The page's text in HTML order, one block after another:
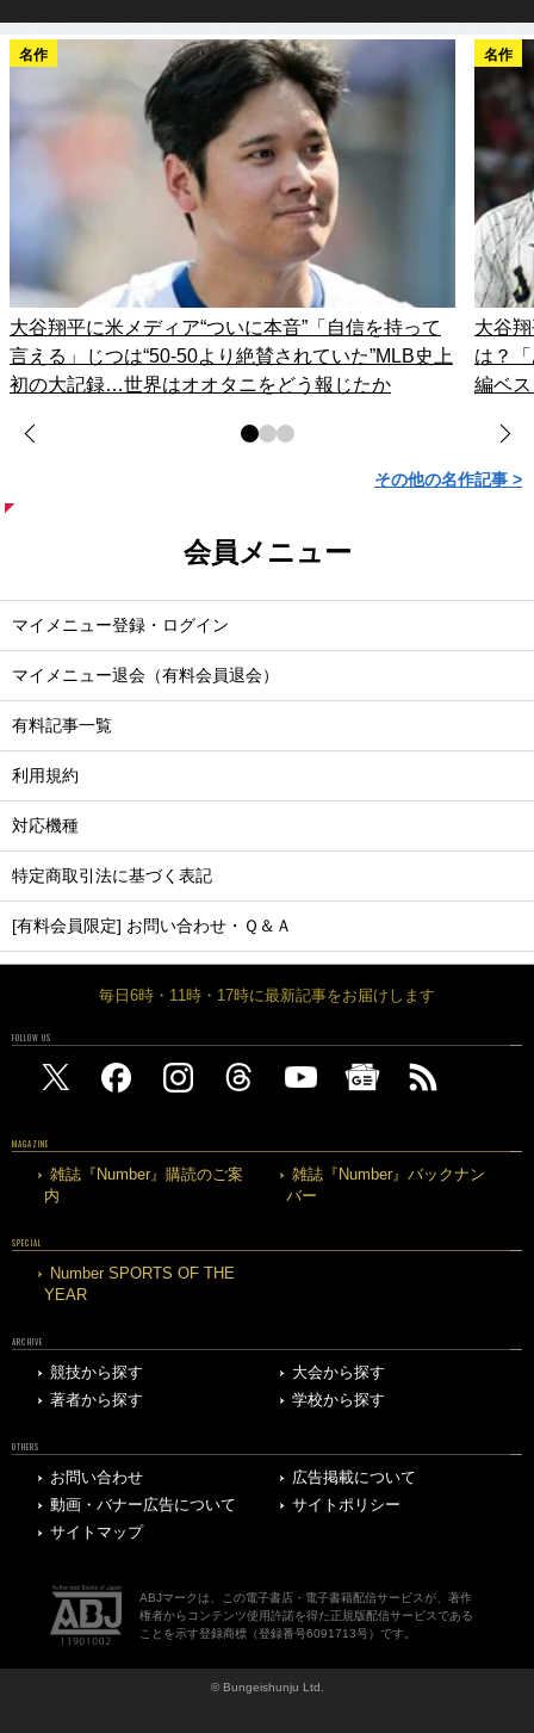
名作
大谷翔平に米メディア“ついに本音”「自信を持って
言える」じつは“50-50より絶賛されていた”MLB史上
初の大記録…世界はオオタニをどう報じたか
名作
大谷
は？
編ベ
その他の名作記事 >
会員メニュー
マイメニュー登録・ログイン
マイメニュー退会（有料会員退会）
有料記事一覧
利用規約
対応機種
特定商取引法に基づく表記
[有料会員限定] お問い合わせ・Ｑ＆Ａ
毎日6時・11時・17時に最新記事をお届けします
FOLLOW US
MAGAZINE
雑誌『Number』購読のご案
内
雑誌『Number』バックナン
バー
SPECIAL
Number SPORTS OF THE
YEAR
ARCHIVE
競技から探す
大会から探す
著者から探す
学校から探す
OTHERS
お問い合わせ
広告掲載について
動画・バナー広告について
サイトポリシー
サイトマップ
ABJマークは、この電子書店・電子書籍配信サービスが、著作
権者からコンテンツ使用許諾を得た正規版配信サービスである
ことを示す登録商標（登録番号6091713号）です。
© Bungeishunju Ltd.